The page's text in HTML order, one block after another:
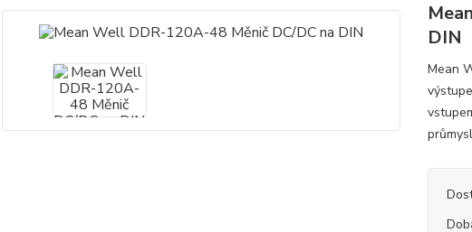
DIN
Mean